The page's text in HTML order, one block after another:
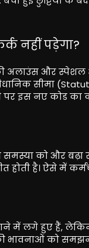
नहीं पड़ेगा?
अलाउंस और
सीमा
पर इस नए कोड का
को और
है। ऐसे में
में लगे हुए हैं,
भावनाओं को